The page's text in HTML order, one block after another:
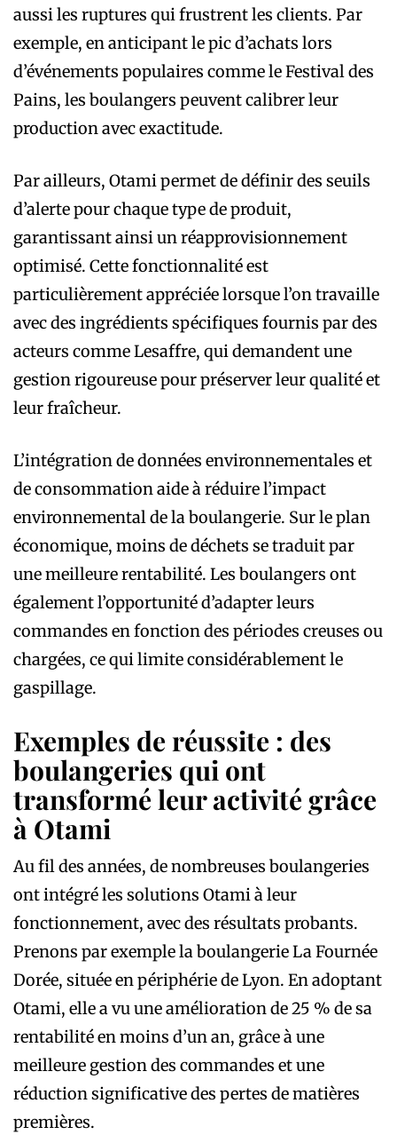
aussi les ruptures qui frustrent les clients. Par
exemple, en anticipant le pic d’achats lors
d’événements populaires comme le Festival des
Pains, les boulangers peuvent calibrer leur
production avec exactitude.
Par ailleurs, Otami permet de définir des seuils
d’alerte pour chaque type de produit,
garantissant ainsi un réapprovisionnement
optimisé. Cette fonctionnalité est
particulièrement appréciée lorsque l’on travaille
avec des ingrédients spécifiques fournis par des
acteurs comme Lesaffre, qui demandent une
gestion rigoureuse pour préserver leur qualité et
leur fraîcheur.
L’intégration de données environnementales et
de consommation aide à réduire l’impact
environnemental de la boulangerie. Sur le plan
économique, moins de déchets se traduit par
une meilleure rentabilité. Les boulangers ont
également l’opportunité d’adapter leurs
commandes en fonction des périodes creuses ou
chargées, ce qui limite considérablement le
gaspillage.
Exemples de réussite : des
boulangeries qui ont
transformé leur activité grâce
à Otami
Au fil des années, de nombreuses boulangeries
ont intégré les solutions Otami à leur
fonctionnement, avec des résultats probants.
Prenons par exemple la boulangerie La Fournée
Dorée, située en périphérie de Lyon. En adoptant
Otami, elle a vu une amélioration de 25 % de sa
rentabilité en moins d’un an, grâce à une
meilleure gestion des commandes et une
réduction significative des pertes de matières
premières.